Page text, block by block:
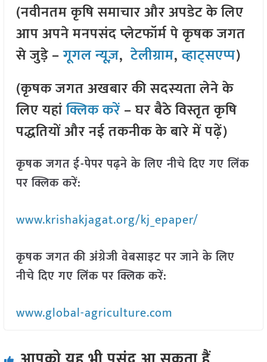
(नवीनतम कृषि समाचार और अपडेट के लिए
आप अपने मनपसंद प्लेटफॉर्म पे कृषक जगत
से जुड़े –गूगल न्यूज़,टेलीग्राम,व्हाट्सएप्प)
(कृषक जगत अखबार की सदस्यता लेने के
लिए यहांक्लिक करें– घर बैठे विस्तृत कृषि
पद्धतियों और नई तकनीक के बारे में पढ़ें)
कृषक जगत ई-पेपर पढ़ने के लिए नीचे दिए गए लिंक
पर क्लिक करें:
www.krishakjagat.org/kj_epaper/
कृषक जगत की अंग्रेजी वेबसाइट पर जाने के लिए
नीचे दिए गए लिंक पर क्लिक करें:
www.global-agriculture.com